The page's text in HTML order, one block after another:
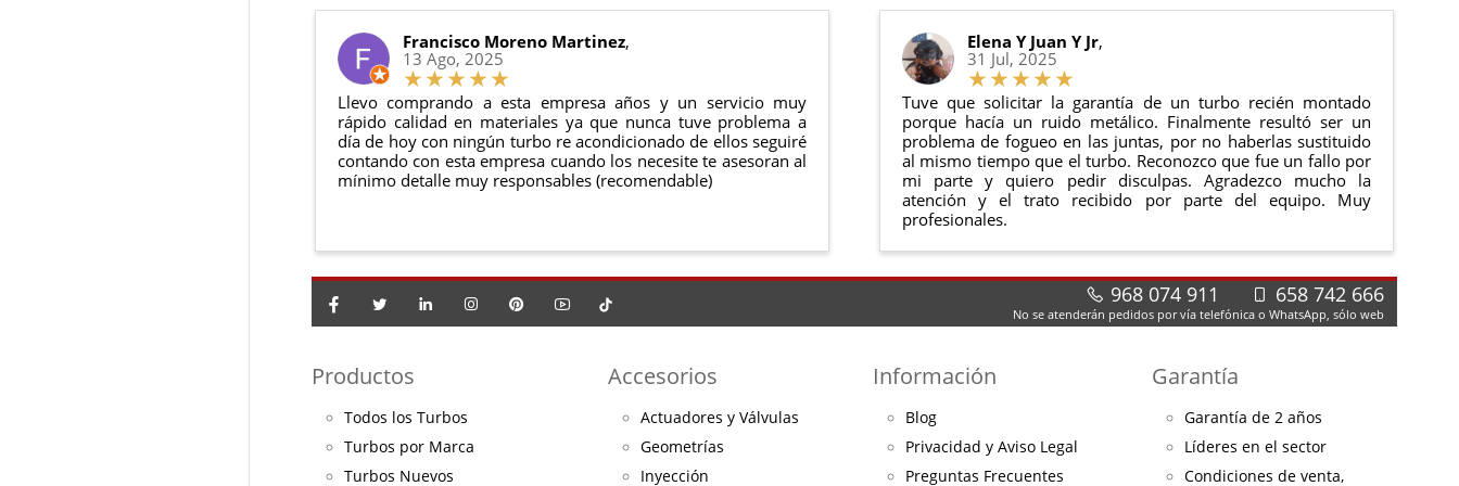
El productono debe haber sido montado ni manipulado
Debe devolverse en suembalaje original perfectas condiciones
Francisco Moreno Martinez,
13 Ago, 2025
Llevo comprando a esta empresa años y un servicio muy
rápido calidad en materiales ya que nunca tuve problema a
día de hoy con ningún turbo re acondicionado de ellos seguiré
contando con esta empresa cuando los necesite te asesoran al
mínimo detalle muy responsables (recomendable)
Elena Y Juan Y Jr,
31 Jul, 2025
Tuve que solicitar la garantía de un turbo recién montado
porque hacía un ruido metálico. Finalmente resultó ser un
problema de fogueo en las juntas, por no haberlas sustituido
al mismo tiempo que el turbo. Reconozco que fue un fallo por
mi parte y quiero pedir disculpas. Agradezco mucho la
atención y el trato recibido por parte del equipo. Muy
profesionales.
968 074 911 658 742 666
No se atenderán pedidos por vía telefónica o WhatsApp, sólo web
Productos
Todos los Turbos
Turbos por Marca
Turbos Nuevos
Accesorios
Actuadores y Válvulas
Geometrías
Inyección
Información
Blog
Privacidad y Aviso Legal
Preguntas Frecuentes
Garantía
Garantía de 2 años
Líderes en el sector
Condiciones de venta,